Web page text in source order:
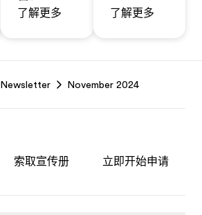
了解更多 了解更多
Newsletter November 2024
索取宣传册 立即开始申请